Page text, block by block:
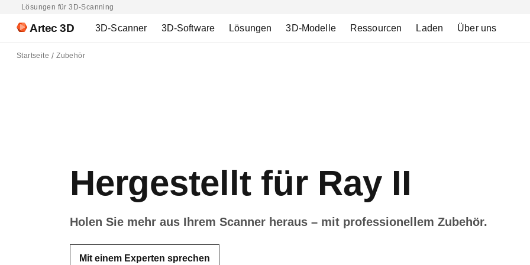
Lösungen für 3D-Scanning
Artec 3D 3D-Scanner 3D-Software Lösungen 3D-Modelle Ressourcen Laden Über uns
Startseite Zubehör
Hergestellt für Ray II
Holen Sie mehr aus Ihrem Scanner heraus – mit professionellem Zubehör.
Mit einem Experten sprechen